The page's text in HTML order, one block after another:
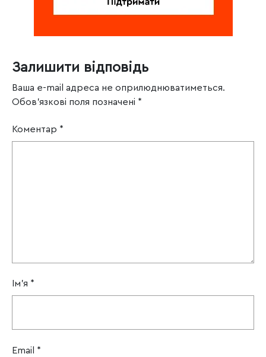
Залишити відповідь
Ваша e-mail адреса не оприлюднюватиметься.
Обов’язкові поля позначені *
Коментар *
Ім'я *
Email *